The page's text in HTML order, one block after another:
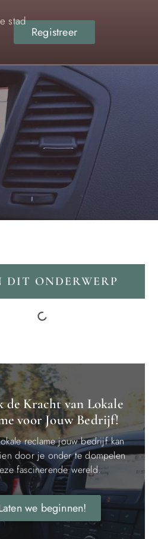
stad
Registreer
DIT ONDERWERP
de Kracht van Lokale
voor Jouw Bedrijf!
reclame jouw bedrijf kan
door je onder te dompelen
fascinerende wereld.
we beginnen!